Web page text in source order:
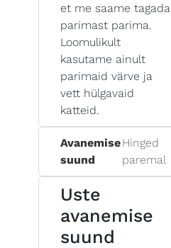
et me saame tagada
parimast parima.
Loomulikult
kasutame ainult
parimaid värve ja
vett hülgavaid
katteid.
Avanemise
suund
Hinged
paremal
Uste
avanemise
suund